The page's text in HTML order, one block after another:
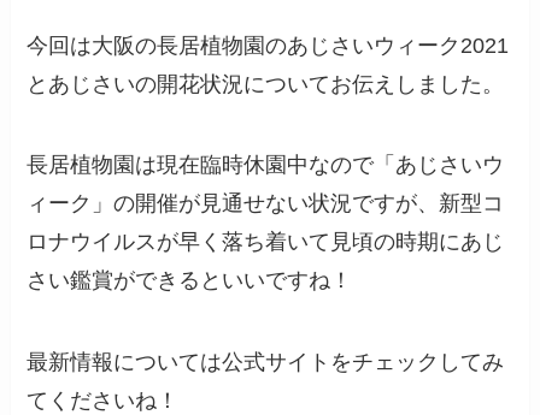
今回は大阪の長居植物園のあじさいウィーク2021
とあじさいの開花状況についてお伝えしました。
長居植物園は現在臨時休園中なので「あじさいウ
ィーク」の開催が見通せない状況ですが、新型コ
ロナウイルスが早く落ち着いて見頃の時期にあじ
さい鑑賞ができるといいですね！
最新情報については公式サイトをチェックしてみ
てくださいね！